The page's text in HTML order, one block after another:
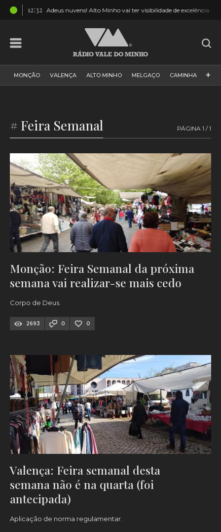
12:32 Adeus nuvens! Alto Minho vai ter visibilidade de excelência do
MONÇÃO VALENÇA ALTO MINHO MELGAÇO CAMINHA
VALE DO MINHO MINHO MUNDO ESPANHA NORTE
VILA PRAIA DE ÂNCORA
+
# Feira Semanal PÁGINA 1 / 1
Monção: Feira Semanal da próxima
semana vai realizar-se mais cedo
Corpo de Deus.
2693 0 0
Valença: Feira semanal desta
semana não é na quarta (foi
antecipada)
Aplicação de norma regulamentar.